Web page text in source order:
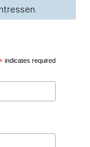
indicates required